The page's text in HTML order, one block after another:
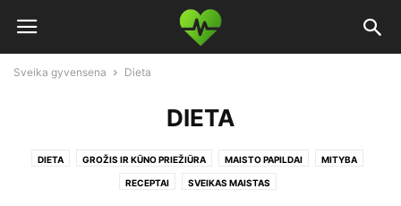
Sveika gyvensena Dieta
DIETA
DIETA GROŽIS IR KŪNO PRIEŽIŪRA MAISTO PAPILDAI MITYBA
RECEPTAI SVEIKAS MAISTAS